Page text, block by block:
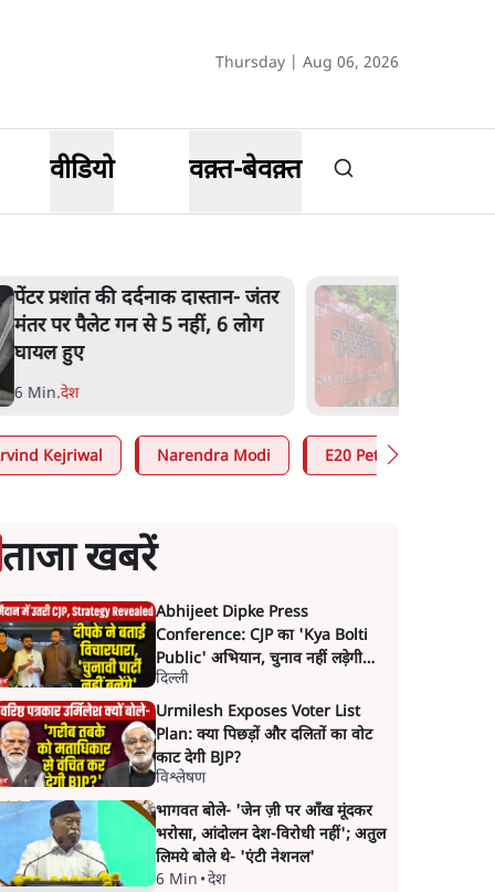
Thursday | Aug 06, 2026
वीडियो वक़्त-बेवक़्त
पेंटर प्रशांत की दर्दनाक दास्तान- जंतर
मंतर पर पैलेट गन से 5 नहीं, 6 लोग
घायल हुए
6 Min.देश
Kejriwal Narendra Modi E20 Petrol Controversy
ताजा खबरें
Abhijeet Dipke Press
Conference: CJP का 'Kya Bolti
Public' अभियान, चुनाव नहीं लड़ेगी
CJP!
दिल्ली
Urmilesh Exposes Voter List
Plan: क्या पिछड़ों और दलितों का वोट
काट देगी BJP?
विश्लेषण
भागवत बोले- 'जेन ज़ी पर आँख मूंदकर
भरोसा, आंदोलन देश-विरोधी नहीं'; अतुल
लिमये बोले थे- 'एंटी नेशनल'
6 Min •देश